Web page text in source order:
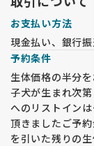
お支払い方法
現金払い、銀行
予約条件
生体価格の半分
子犬が生まれ次
へのリストイン
頂きましたご予
を引いた残りの